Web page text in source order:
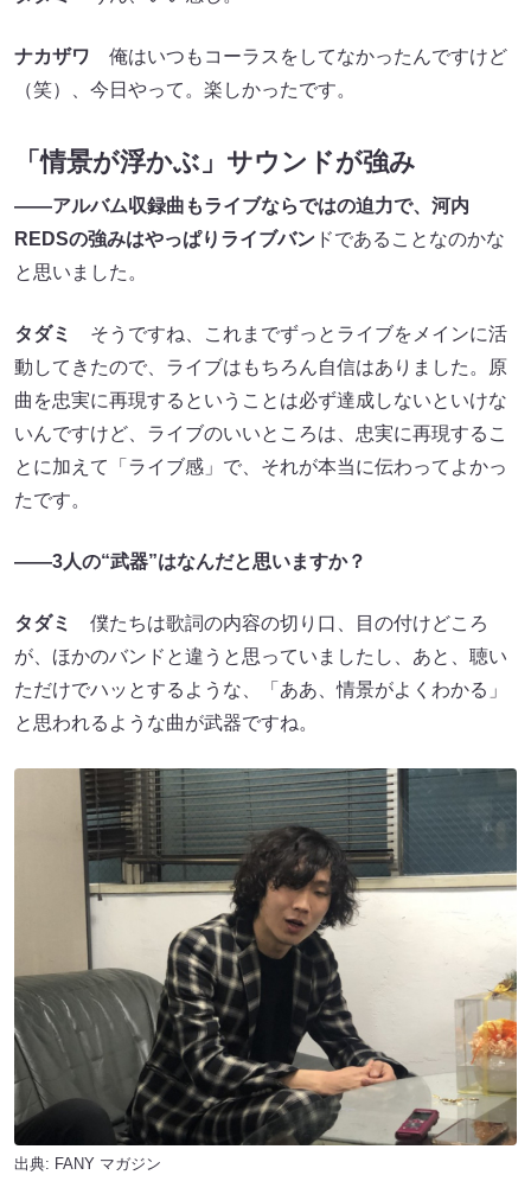
ナカザワ 俺はいつもコーラスをしてなかったんですけど
（笑）、今日やって。楽しかったです。
「情景が浮かぶ」サウンドが強み
――アルバム収録曲もライブならではの迫力で、河内
REDSの強みはやっぱりライブバン ドであることなのかな
と思いました。
タダミ
そうですね、これまでずっとライブをメインに活
動してきたので、ライブはもちろん自信はありました。原
曲を忠実に再現するということは必ず達成しないといけな
いんですけど、ライブのいいところは、忠実に再現するこ
とに加えて「ライブ感」で、それが本当に伝わってよかっ
たです。
――3人の“武器”はなんだと思いますか？
タダミ
僕たちは歌詞の内容の切り口、目の付けどころ
が、ほかのバンドと違うと思っていましたし、あと、聴い
ただけでハッとするような、「ああ、情景がよくわかる」
と思われるような曲が武器ですね。
出典: FANY マガジン